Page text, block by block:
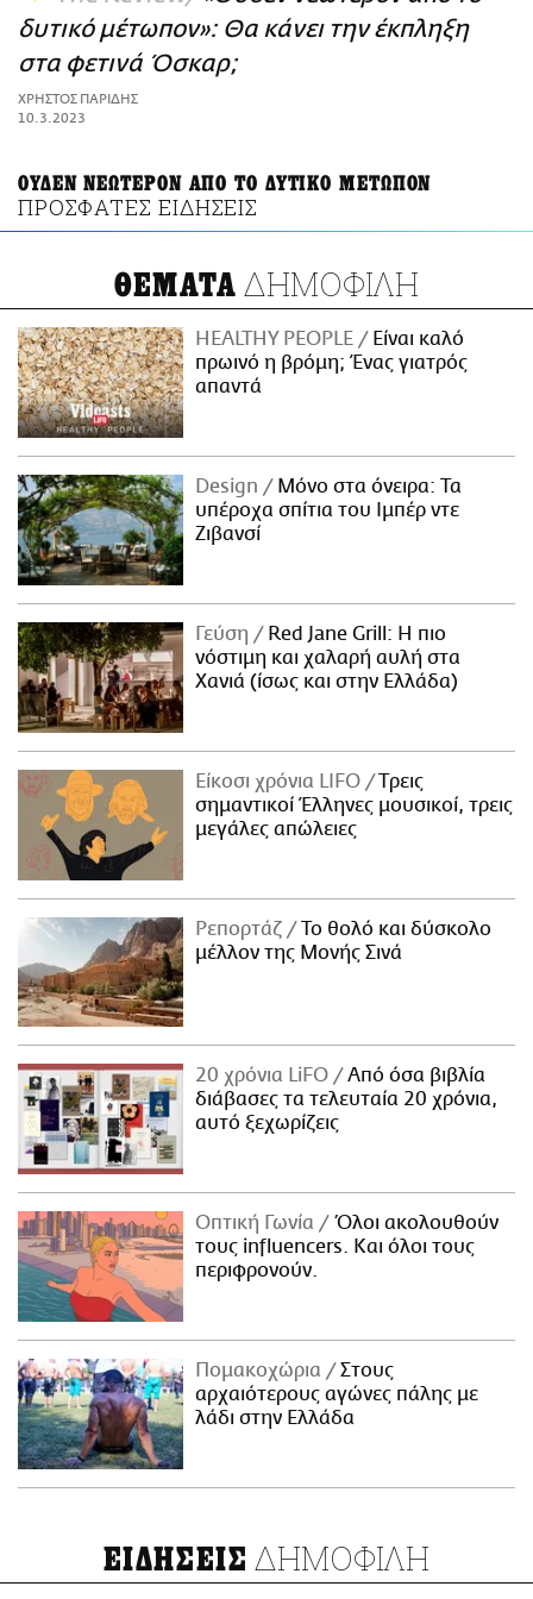
ΑΜΠΑ
PRINT
δυτικό μέτωπον»: Θα κάνει την έκπληξη
στα φετινά Όσκαρ;
ΧΡΗΣΤΟΣ ΠΑΡΙΔΗΣ
10.3.2023
ΟΥΔΕΝ ΝΕΩΤΕΡΟΝ ΑΠΟ ΤΟ ΔΥΤΙΚΟ ΜΕΤΩΠΟΝ
ΠΡΟΣΦΑΤΕΣ ΕΙΔΗΣΕΙΣ
ΘΕΜΑΤΑ ΔΗΜΟΦΙΛΗ
HEALTHY PEOPLE
Είναι καλό
πρωινό η βρόμη; Ένας γιατρός
απαντά
Design
Μόνο στα όνειρα: Τα
υπέροχα σπίτια του Ιμπέρ ντε
Ζιβανσί
Γεύση
Red Jane Grill: Η πιο
νόστιμη και χαλαρή αυλή στα
Χανιά (ίσως και στην Ελλάδα)
Είκοσι χρόνια LIFO
Tρεις
σημαντικοί Έλληνες μουσικοί, τρεις
μεγάλες απώλειες
Ρεπορτάζ
Το θολό και δύσκολο
μέλλον της Μονής Σινά
20 χρόνια LiFO
Από όσα βιβλία
διάβασες τα τελευταία 20 χρόνια,
αυτό ξεχωρίζεις
Οπτική Γωνία
Όλοι ακολουθούν
τους influencers. Και όλοι τους
περιφρονούν.
Πομακοχώρια
Στους
αρχαιότερους αγώνες πάλης με
λάδι στην Ελλάδα
ΕΙΔΗΣΕΙΣ ΔΗΜΟΦΙΛΗ